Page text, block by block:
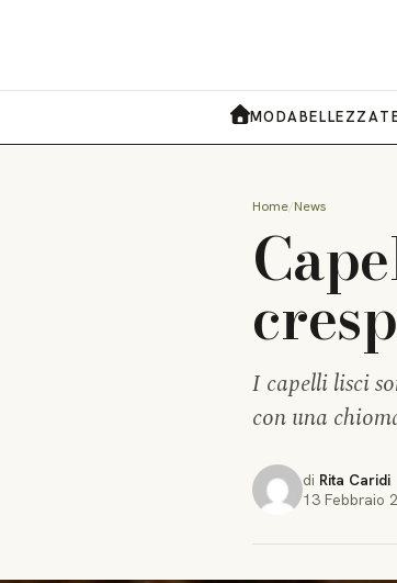
MODABELLEZZA
Home News
I capelli lisci
con una
di Rita Caridi
13 Febbraio